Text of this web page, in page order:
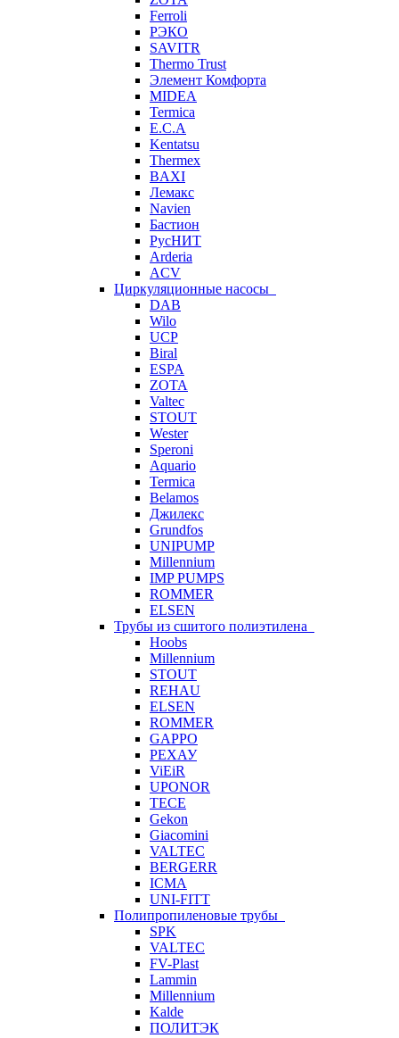
Ferroli
РЭКО
SAVITR
Thermo Trust
Элемент Комфорта
MIDEA
Termica
E.C.A
Kentatsu
Thermex
BAXI
Лемакс
Navien
Бастион
РусНИТ
Arderia
ACV
Циркуляционные насосы
DAB
Wilo
UCP
Biral
ESPA
ZOTA
Valtec
STOUT
Wester
Speroni
Aquario
Termica
Belamos
Джилекс
Grundfos
UNIPUMP
Millennium
IMP PUMPS
ROMMER
ELSEN
Трубы из сшитого полиэтилена
Hoobs
Millennium
STOUT
REHAU
ELSEN
ROMMER
GAPPO
РЕХАУ
ViEiR
UPONOR
TECE
Gekon
Giacomini
VALTEC
BERGERR
ICMA
UNI-FITT
Полипропиленовые трубы
SPK
VALTEC
FV-Plast
Lammin
Millennium
Kalde
ПОЛИТЭК